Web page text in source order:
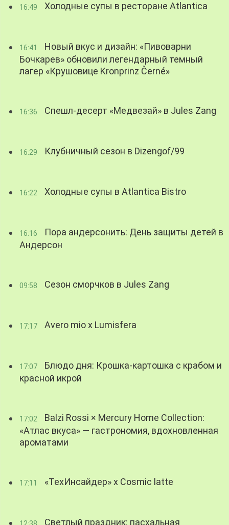
16:49 Холодные супы в ресторане Atlantica
16:41
Новый вкус и дизайн: «Пивоварни
Бочкарев» обновили легендарный темный
лагер «Крушовице Kronprinz Černé»
16:36 Спешл-десерт «Медвезай» в Jules Zang
16:29 Клубничный сезон в Dizengof/99
16:22 Холодные супы в Atlantica Bistro
16:16
Пора андерсонить: День защиты детей в
Андерсон
09:58 Сезон сморчков в Jules Zang
17:17 Avero mio x Lumisfera
17:07
Блюдо дня: Крошка-картошка с крабом и
красной икрой
17:02
Balzi Rossi × Mercury Home Collection:
«Атлас вкуса» — гастрономия, вдохновленная
ароматами
17:11 «ТехИнсайдер» х Cosmic latte
12:38 Светлый праздник: пасхальная